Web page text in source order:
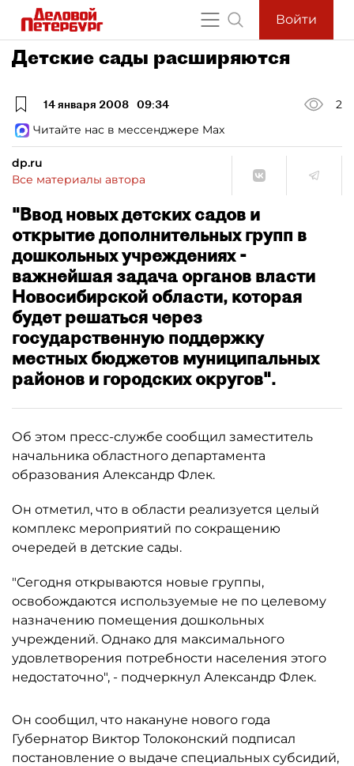
Войти
Детские сады расширяются
14 января 2008 09:34
2
Читайте нас в мессенджере Max
dp.ru
Все материалы автора
"Ввод новых детских садов и
открытие дополнительных групп в
дошкольных учреждениях -
важнейшая задача органов власти
Новосибирской области, которая
будет решаться через
государственную поддержку
местных бюджетов муниципальных
районов и городских округов".
Об этом пресс-службе сообщил заместитель
начальника областного департамента
образования Александр Флек.
Он отметил, что в области реализуется целый
комплекс мероприятий по сокращению
очередей в детские сады.
"Сегодня открываются новые группы,
освобождаются используемые не по целевому
назначению помещения дошкольных
учреждений. Однако для максимального
удовлетворения потребности населения этого
недостаточно", - подчеркнул Александр Флек.
Он сообщил, что накануне нового года
Губернатор Виктор Толоконский подписал
постановление о выдаче специальных субсидий,